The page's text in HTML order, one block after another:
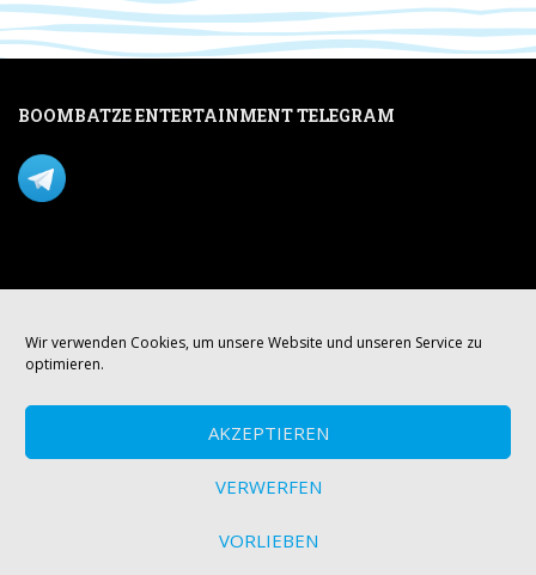
Wir verwenden Cookies, um unsere Website und unseren Service zu
optimieren.
AKZEPTIEREN
VERWERFEN
VORLIEBEN
BOOMBATZE ENTERTAINMENT TELEGRAM